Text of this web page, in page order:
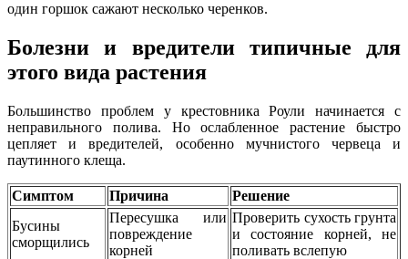
один горшок сажают несколько черенков.
Болезни и вредители типичные для
этого вида растения
Большинство проблем у крестовника Роули начинается с
неправильного полива. Но ослабленное растение быстро
цепляет и вредителей, особенно мучнистого червеца и
паутинного клеща.
Симптом Причина
Решение
Бусины
сморщились
Пересушка или
повреждение
корней
Проверить сухость грунта
и состояние корней, не
поливать вслепую